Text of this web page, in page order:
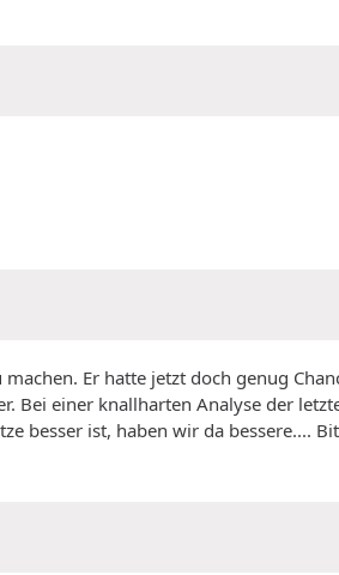
Er hatte jetzt doch genug
Bei einer knallharten Analyse der
besser ist, haben wir da bessere....